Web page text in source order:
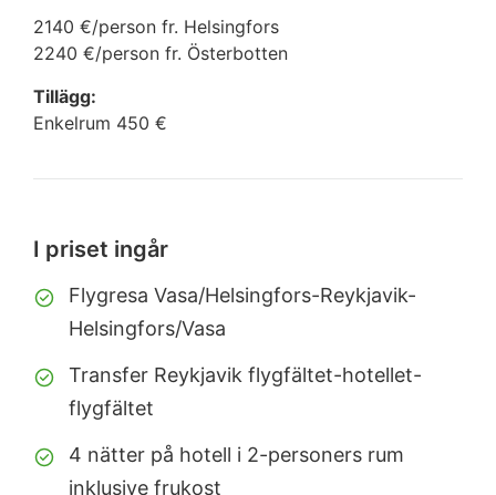
2140 €/person fr. Helsingfors
2240 €/person fr. Österbotten
Tillägg:
Enkelrum 450 €
I priset ingår
Flygresa Vasa/Helsingfors-Reykjavik-
Helsingfors/Vasa
Transfer Reykjavik flygfältet-hotellet-
flygfältet
4 nätter på hotell i 2-personers rum
inklusive frukost